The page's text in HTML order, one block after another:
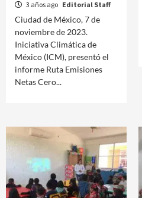
3 años ago Editorial Staff
Ciudad de México, 7 de
noviembre de 2023.
Iniciativa Climática de
México (ICM), presentó el
informe Ruta Emisiones
Netas Cero...